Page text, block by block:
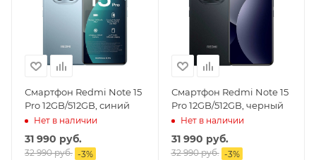
Смартфон Redmi Note 15
Pro 12GB/512GB, синий
Нет в наличии
31 990 руб.
32 990руб. -3%
Смартфон Redmi Note 15
Pro 12GB/512GB, черный
Нет в наличии
31 990 руб.
32 990руб. -3%